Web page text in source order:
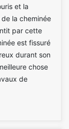
et la
la cheminée
par cette
est fissuré
durant son
chose
de